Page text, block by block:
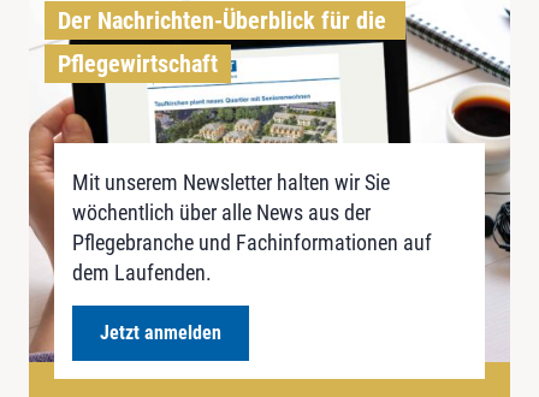
Der Nachrichten-Überblick für die
Pflegewirtschaft
Mit unserem Newsletter halten wir Sie
wöchentlich über alle News aus der
Pflegebranche und Fachinformationen auf
dem Laufenden.
Jetzt anmelden